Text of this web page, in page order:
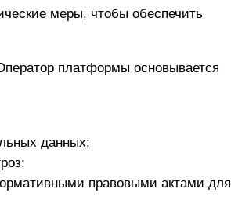
меры, чтобы обеспечить
платформы основывается
данных;
правовыми актами для